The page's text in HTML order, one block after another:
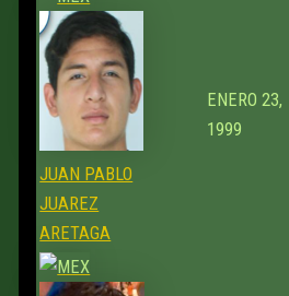
JUAN PABLO
JUAREZ
ARETAGA
ENERO 23,
1999